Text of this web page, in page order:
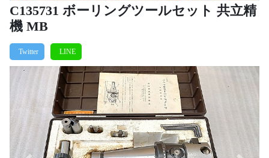
C135731 ボーリングツールセット 共立精
機 MB